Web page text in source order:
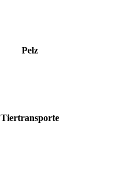
Pelz
Tiertransporte